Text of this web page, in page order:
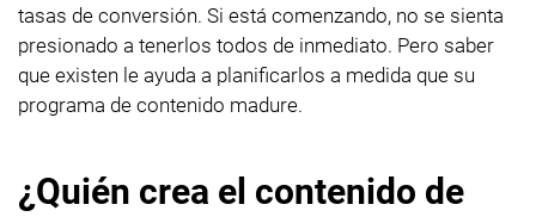
tasas de conversión. Si está comenzando, no se sienta
presionado a tenerlos todos de inmediato. Pero saber
que existen le ayuda a planificarlos a medida que su
programa de contenido madure.
¿Quién crea el contenido de